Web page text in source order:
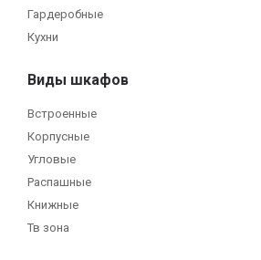
Гардеробные
Кухни
Виды шкафов
Встроенные
Корпусные
Угловые
Распашные
Книжные
Тв зона